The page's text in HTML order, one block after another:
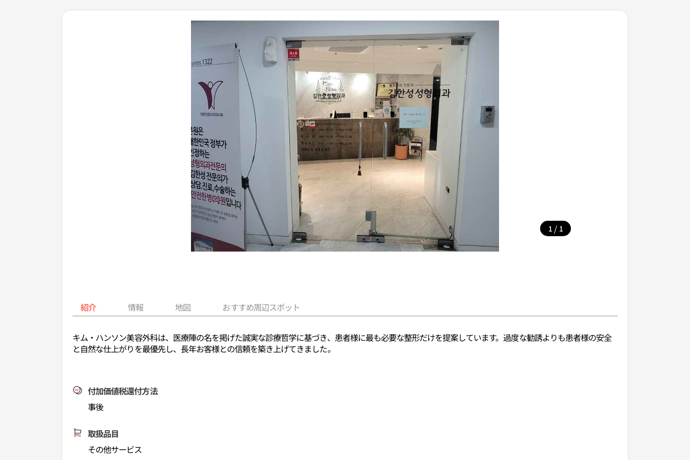
1 / 1
紹介 情報 地図 おすすめ周辺スポット
キム・ハンソン美容外科は、医療陣の名を掲げた誠実な診療哲学に基づき、患者様に最も必要な整形だけを提案しています。過度な勧誘よりも患者様の安全
と自然な仕上がりを最優先し、長年お客様との信頼を築き上げてきました。
付加価値税還付方法
事後
取扱品目
その他サービス